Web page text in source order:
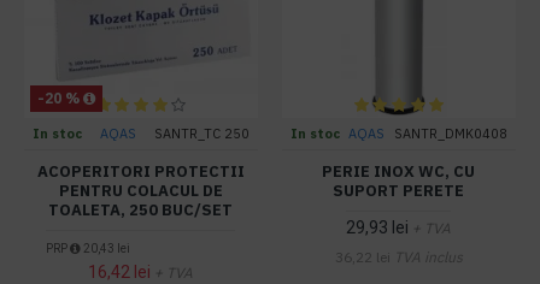
-20 %
In stoc AQAS SANTR_TC 250
ACOPERITORI PROTECTII
PENTRU COLACUL DE
TOALETA, 250 BUC/SET
PRP 20,43 lei
16,42 lei + TVA
In stoc AQAS SANTR_DMK0408
PERIE INOX WC, CU
SUPORT PERETE
29,93 lei + TVA
36,22 lei TVA inclus